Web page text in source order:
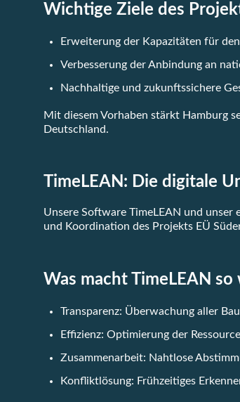
Wichtige Ziele des
Erweiterung der Kapazitäten für
Verbesserung der Anbindung an
Nachhaltige und zukunftssichere
Mit diesem Vorhaben stärkt Hamburg
Deutschland.
TimeLEAN: Die digitale
Unsere Software TimeLEAN und unser
und Koordination des Projekts EÜ
Was macht TimeLEAN
Transparenz: Überwachung aller
Effizienz: Optimierung der
Zusammenarbeit: Nahtlose
Konfliktlösung: Frühzeitiges